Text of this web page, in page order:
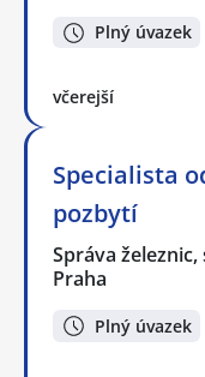
Plný úvazek
včerejší
Specialista
pozbytí
Správa
Praha
Plný úvazek